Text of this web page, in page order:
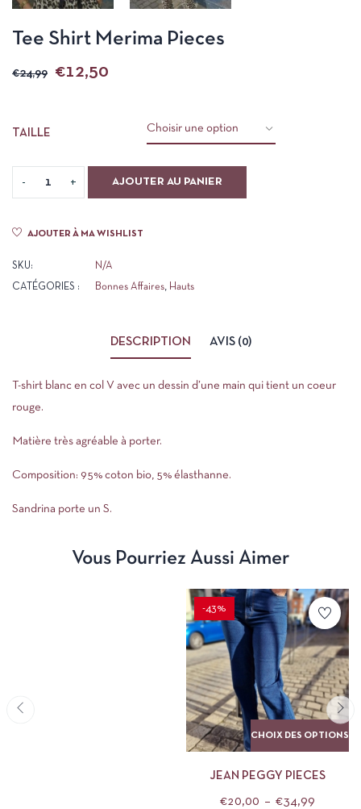
Tee Shirt Merima Pieces
€24,99 €12,50
TAILLE
AJOUTER AU PANIER
AJOUTER À MA WISHLIST
SKU: N/A
CATÉGORIES : Bonnes Affaires, Hauts
DESCRIPTION AVIS (0)
T-shirt blanc en col V avec un dessin d’une main qui tient un coeur
rouge.
Matière très agréable à porter.
Composition: 95% coton bio, 5% élasthanne.
Sandrina porte un S.
Vous Pourriez Aussi Aimer
-43%
CHOIX DES OPTIONS
JEAN PEGGY PIECES
€20,00 – €34,99